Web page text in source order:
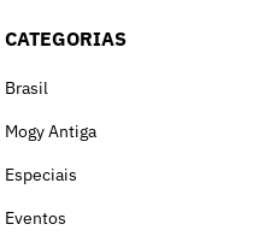
CATEGORIAS
Brasil
Mogy Antiga
Especiais
Eventos